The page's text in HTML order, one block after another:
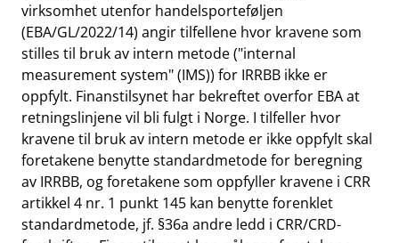
virksomhet utenfor handelsporteføljen
(EBA/GL/2022/14) angir tilfellene hvor kravene som
stilles til bruk av intern metode ("internal
measurement system" (IMS)) for IRRBB ikke er
oppfylt. Finanstilsynet har bekreftet overfor EBA at
retningslinjene vil bli fulgt i Norge. I tilfeller hvor
kravene til bruk av intern metode er ikke oppfylt skal
foretakene benytte standardmetode for beregning
av IRRBB, og foretakene som oppfyller kravene i CRR
artikkel 4 nr. 1 punkt 145 kan benytte forenklet
standardmetode, jf. §36a andre ledd i CRR/CRD-